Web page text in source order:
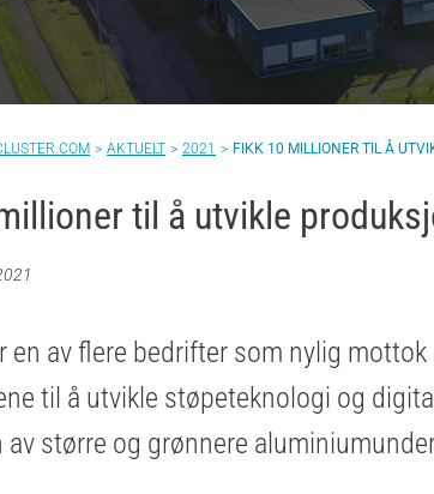
AKTUELT 2021 FIKK 10 MILLIONER TIL Å
til å utvikle
en av flere bedrifter som nylig mottok
til å utvikle støpeteknologi og
av større og grønnere